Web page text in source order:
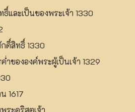
ะเป็นของพระเจ้า 1330
สิทธิ์ 1330
ององค์พระผู้เป็นเจ้า 1329
1617
ระคริสตเจ้า